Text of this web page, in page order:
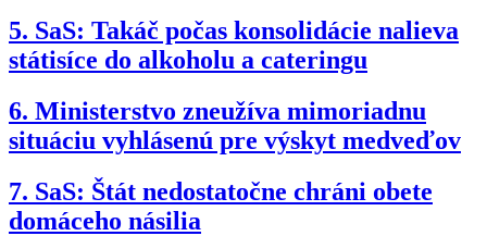
5. SaS: Takáč počas konsolidácie nalieva
státisíce do alkoholu a cateringu
6. Ministerstvo zneužíva mimoriadnu
situáciu vyhlásenú pre výskyt medveďov
7. SaS: Štát nedostatočne chráni obete
domáceho násilia